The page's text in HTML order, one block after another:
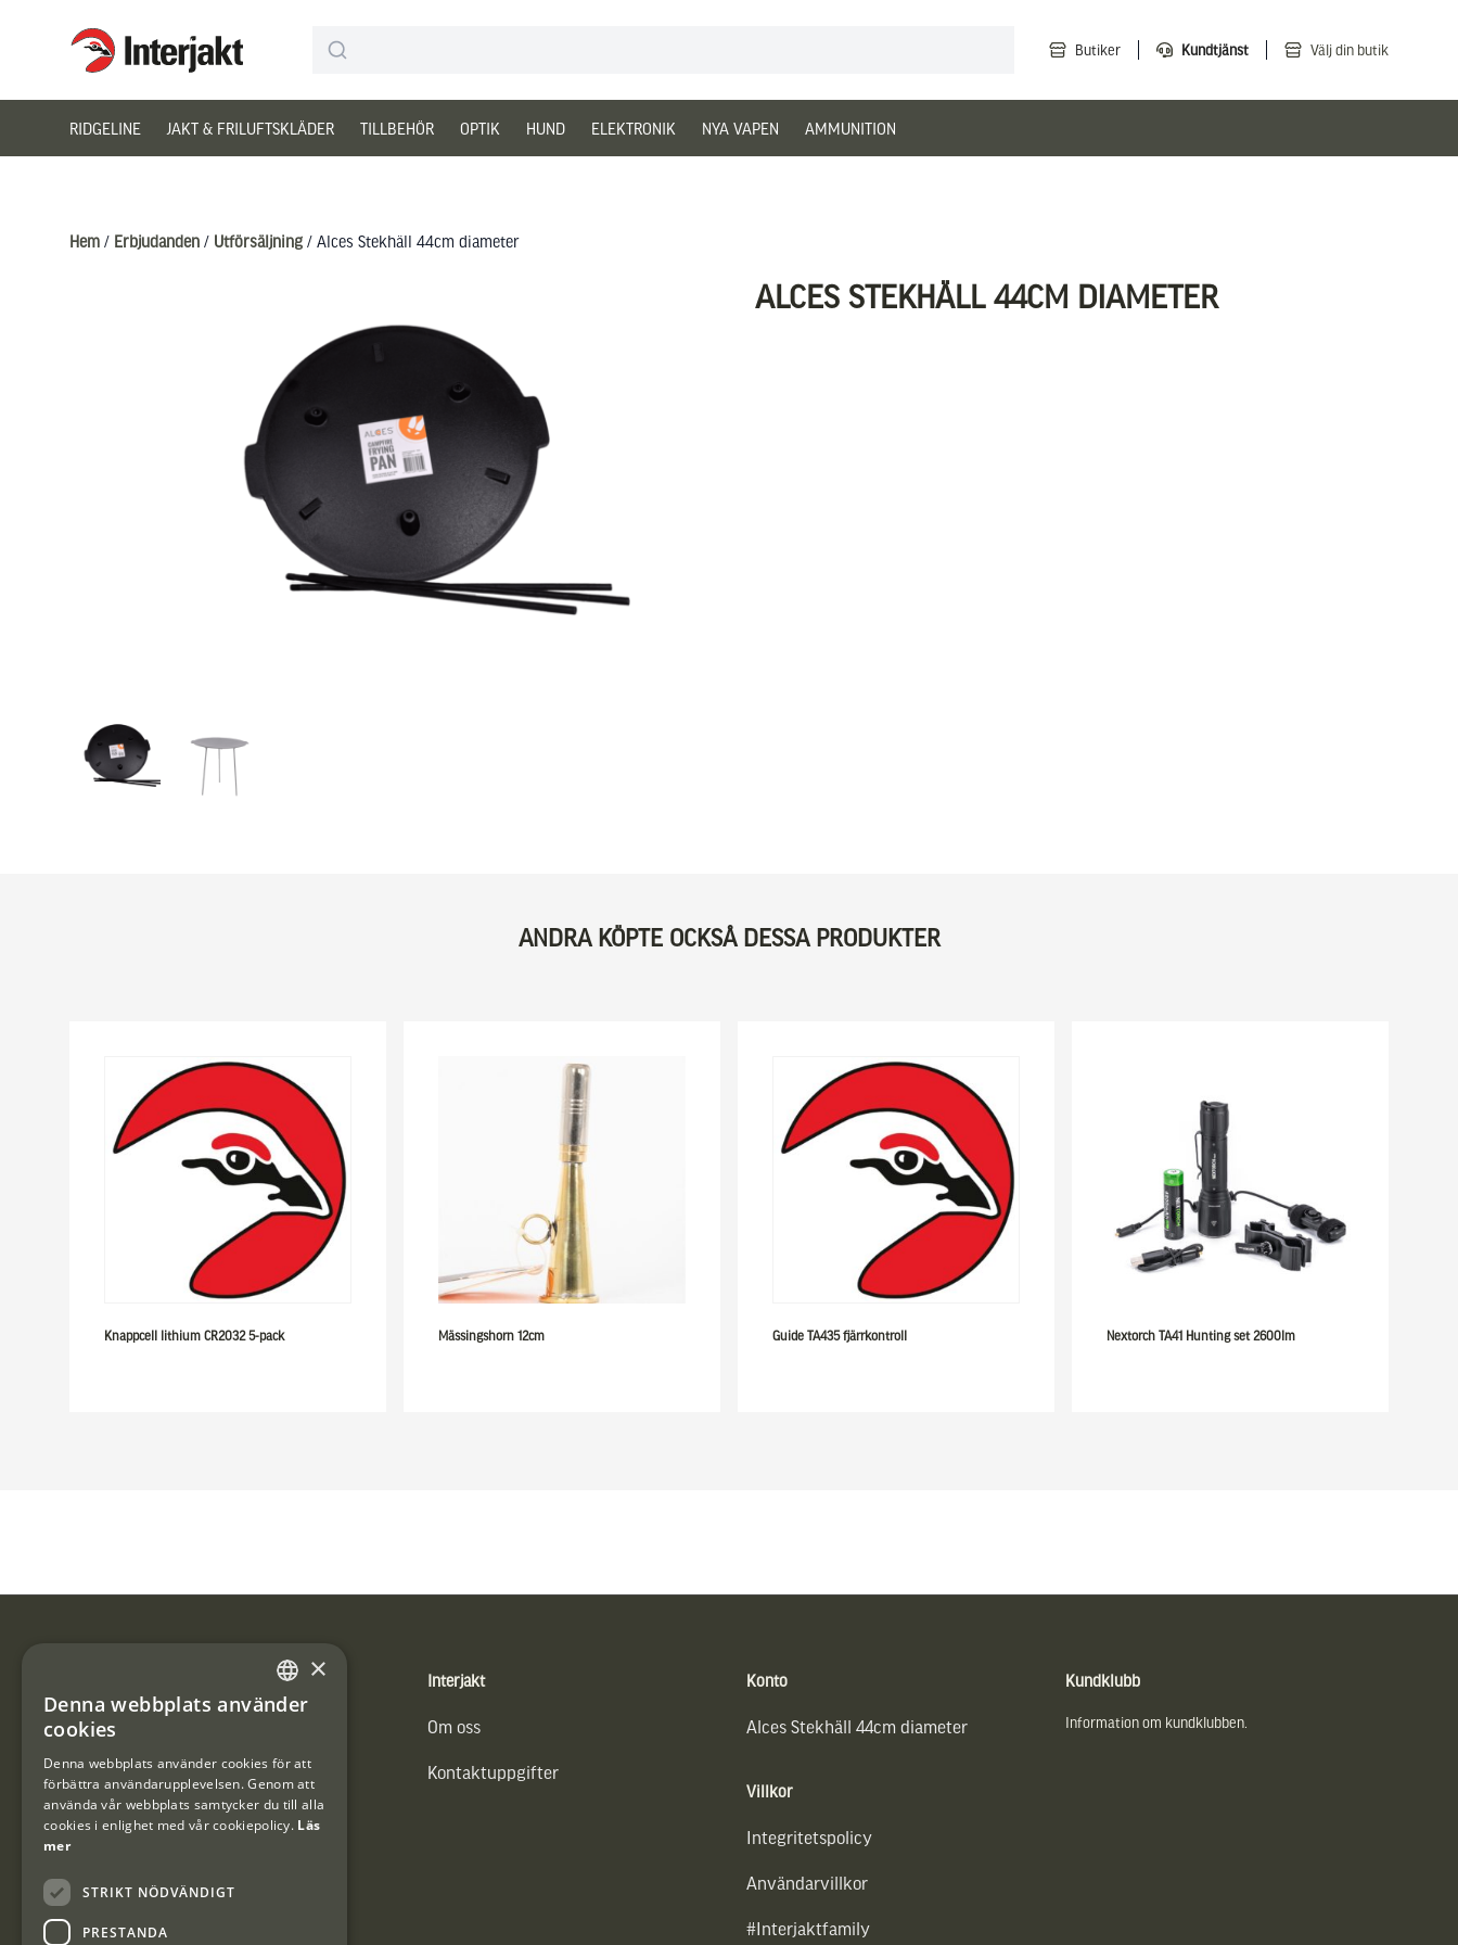
Interjakt SE Butiker Kundtjänst Välj din butik
RIDGELINE JAKT & FRILUFTSKLÄDER TILLBEHÖR OPTIK HUND ELEKTRONIK NYA VAPEN AMMUNITION
Hem / Erbjudanden / Utförsäljning / Alces Stekhäll 44cm diameter
ALCES STEKHÄLL 44CM DIAMETER
ANDRA KÖPTE OCKSÅ DESSA PRODUKTER
Knappcell lithium CR2032 5-pack Mässingshorn 12cm Guide TA435 fjärrkontroll Nextorch TA41 Hunting set 2600lm
Vännäs Friluftbyxa
Interjakt
Om oss
Kontaktuppgifter
Konto
Alces Stekhäll 44cm diameter
Villkor
Integritetspolicy
Användarvillkor
#Interjaktfamily
Kundklubb
Information om kundklubben.
SWEDISH
×
Denna webbplats använder
cookies
Denna webbplats använder cookies för att
förbättra användarupplevelsen. Genom att
använda vår webbplats samtycker du till alla
cookies i enlighet med vår cookiepolicy. Läs
mer
STRIKT NÖDVÄNDIGT
PRESTANDA